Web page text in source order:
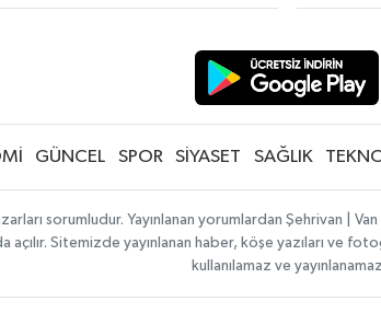
GÜNCEL SPOR SİYASET SAĞLIK
sorumludur. Yayınlanan yorumlardan Şehrivan |
Sitemizde yayınlanan haber, köşe yazıları ve
kullanılamaz ve yayınlanamaz